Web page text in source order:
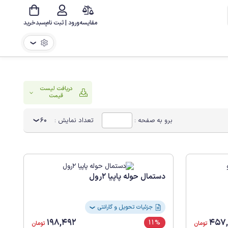
سبدخریدورود | ثبت ناممقایسه
❯
دریافت لیست
قیمت
برو به صفحه : تعداد نمایش : 60
تومان
دستمال حوله پاپیا 2رول
جزئیات تحویل و گارانتی ❯
11%
198,492 تومان